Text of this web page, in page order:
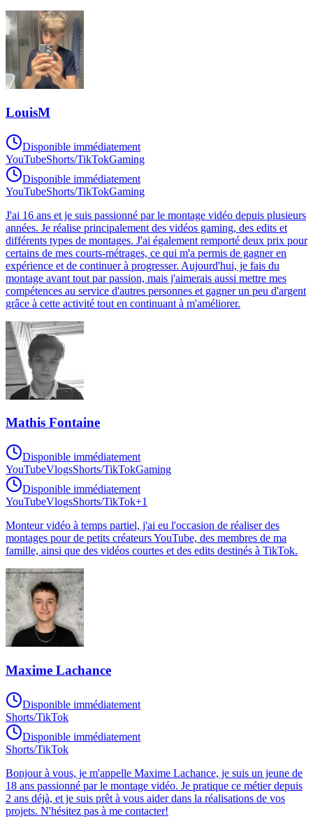
LouisM
Disponible immédiatement
YouTubeShorts/TikTokGaming
Disponible immédiatement
YouTubeShorts/TikTokGaming
J'ai 16 ans et je suis passionné par le montage vidéo depuis plusieurs
années. Je réalise principalement des vidéos gaming, des edits et
différents types de montages. J'ai également remporté deux prix pour
certains de mes courts-métrages, ce qui m'a permis de gagner en
expérience et de continuer à progresser. Aujourd'hui, je fais du
montage avant tout par passion, mais j'aimerais aussi mettre mes
compétences au service d'autres personnes et gagner un peu d'argent
grâce à cette activité tout en continuant à m'améliorer.
Mathis Fontaine
Disponible immédiatement
YouTubeVlogsShorts/TikTokGaming
Disponible immédiatement
YouTubeVlogsShorts/TikTok+1
Monteur vidéo à temps partiel, j'ai eu l'occasion de réaliser des
montages pour de petits créateurs YouTube, des membres de ma
famille, ainsi que des vidéos courtes et des edits destinés à TikTok.
Maxime Lachance
Disponible immédiatement
Shorts/TikTok
Disponible immédiatement
Shorts/TikTok
Bonjour à vous, je m'appelle Maxime Lachance, je suis un jeune de
18 ans passionné par le montage vidéo. Je pratique ce métier depuis
2 ans déjà, et je suis prêt à vous aider dans la réalisations de vos
projets. N'hésitez pas à me contacter!